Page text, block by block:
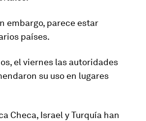
embargo, parece estar
países.
el viernes las autoridades
su uso en lugares
Checa, Israel y Turquía han